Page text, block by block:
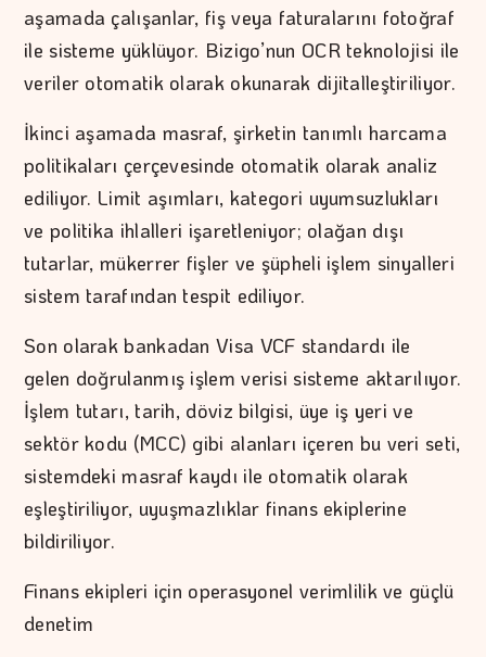
aşamada çalışanlar, fiş veya faturalarını fotoğraf
ile sisteme yüklüyor. Bizigo’nun OCR teknolojisi ile
veriler otomatik olarak okunarak dijitalleştiriliyor.
İkinci aşamada masraf, şirketin tanımlı harcama
politikaları çerçevesinde otomatik olarak analiz
ediliyor. Limit aşımları, kategori uyumsuzlukları
ve politika ihlalleri işaretleniyor; olağan dışı
tutarlar, mükerrer fişler ve şüpheli işlem sinyalleri
sistem tarafından tespit ediliyor.
Son olarak bankadan Visa VCF standardı ile
gelen doğrulanmış işlem verisi sisteme aktarılıyor.
İşlem tutarı, tarih, döviz bilgisi, üye iş yeri ve
sektör kodu (MCC) gibi alanları içeren bu veri seti,
sistemdeki masraf kaydı ile otomatik olarak
eşleştiriliyor, uyuşmazlıklar finans ekiplerine
bildiriliyor.
Finans ekipleri için operasyonel verimlilik ve güçlü
denetim